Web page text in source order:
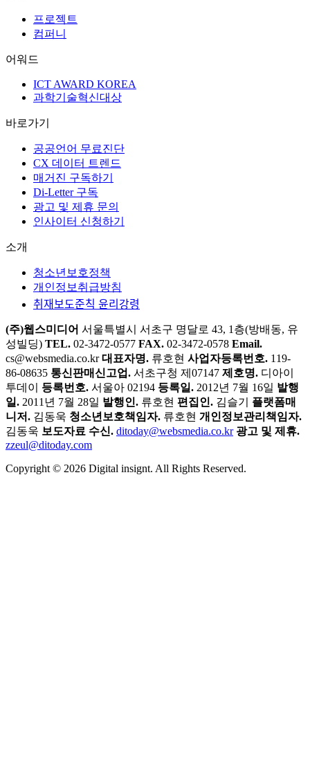
프로젝트
컴퍼니
어워드
ICT AWARD KOREA
과학기술혁신대상
바로가기
공공언어 무료진단
CX 데이터 트렌드
매거진 구독하기
Di-Letter 구독
광고 및 제휴 문의
인사이터 신청하기
소개
청소년보호정책
개인정보취급방침
취재보도준칙 윤리강령
(주)웹스미디어 서울특별시 서초구 명달로 43, 1층(방배동, 유
성빌딩) TEL. 02-3472-0577 FAX. 02-3472-0578 Email.
cs@websmedia.co.kr 대표자명. 류호현 사업자등록번호. 119-
86-08635 통신판매신고업. 서초구청 제07147 제호명. 디아이
투데이
등록번호. 서울아 02194 등록일. 2012년 7월 16일 발행
일. 2011년 7월 28일 발행인. 류호현 편집인. 김슬기
플랫폼매
니저. 김동욱 청소년보호책임자. 류호현 개인정보관리책임자.
김동욱 보도자료 수신. ditoday@websmedia.co.kr 광고 및 제휴.
zzeul@ditoday.com
Copyright © 2026 Digital insignt. All Rights Reserved.